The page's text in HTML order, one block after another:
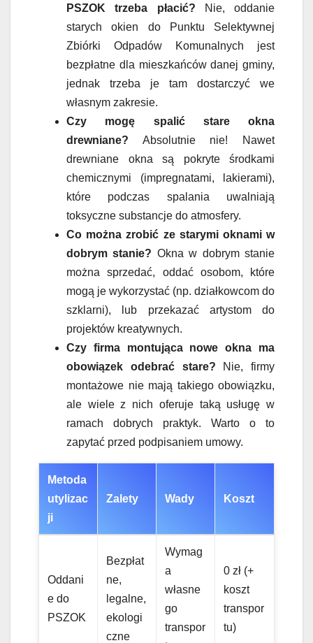
PSZOK trzeba płacić? Nie, oddanie
starych okien do Punktu Selektywnej
Zbiórki Odpadów Komunalnych jest
bezpłatne dla mieszkańców danej gminy,
jednak trzeba je tam dostarczyć we
własnym zakresie.
Czy mogę spalić stare okna
drewniane? Absolutnie nie! Nawet
drewniane okna są pokryte środkami
chemicznymi (impregnatami, lakierami),
które podczas spalania uwalniają
toksyczne substancje do atmosfery.
Co można zrobić ze starymi oknami w
dobrym stanie? Okna w dobrym stanie
można sprzedać, oddać osobom, które
mogą je wykorzystać (np. działkowcom do
szklarni), lub przekazać artystom do
projektów kreatywnych.
Czy firma montująca nowe okna ma
obowiązek odebrać stare? Nie, firmy
montażowe nie mają takiego obowiązku,
ale wiele z nich oferuje taką usługę w
ramach dobrych praktyk. Warto o to
zapytać przed podpisaniem umowy.
Metoda
utylizac
ji
Zalety Wady Koszt
Oddani
e do
PSZOK
Bezpłat
ne,
legalne,
ekologi
czne
Wymag
a
własne
go
transpor
0 zł (+
koszt
transpor
tu)